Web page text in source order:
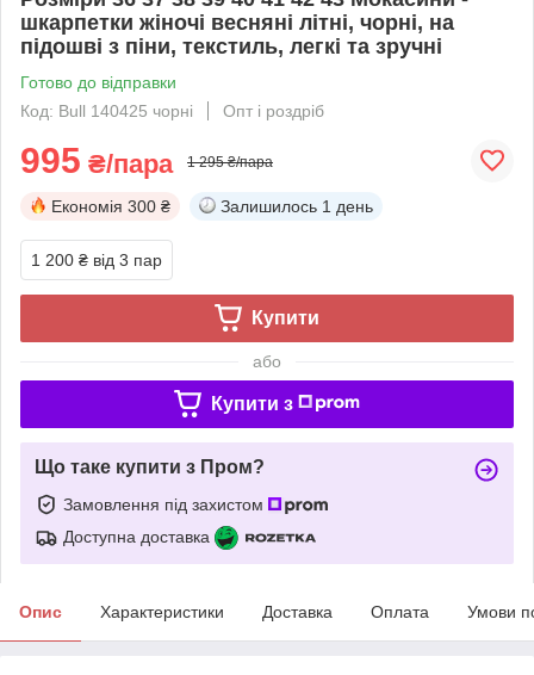
шкарпетки жіночі весняні літні, чорні, на
підошві з піни, текстиль, легкі та зручні
Готово до відправки
Код: Bull 140425 чорні
Опт і роздріб
995 ₴/пара 1 295 ₴/пара
Економія 300 ₴ Залишилось 1 день
1 200 ₴ від 3 пар
Купити
або
Купити з
Що таке купити з Пром?
Замовлення під захистом
Доступна доставка
Опис Характеристики Доставка Оплата Умови